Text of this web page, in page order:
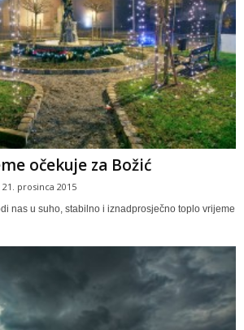
očekuje za Božić
21. prosinca 2015
nas u suho, stabilno i iznadprosječno toplo vrijeme